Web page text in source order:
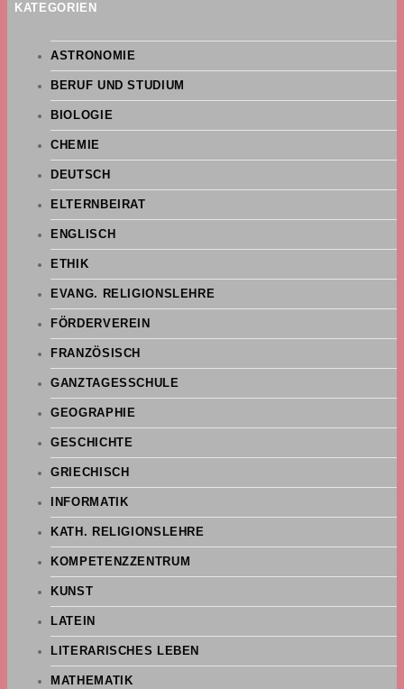
KATEGORIEN
ASTRONOMIE
BERUF UND STUDIUM
BIOLOGIE
CHEMIE
DEUTSCH
ELTERNBEIRAT
ENGLISCH
ETHIK
EVANG. RELIGIONSLEHRE
FÖRDERVEREIN
FRANZÖSISCH
GANZTAGESSCHULE
GEOGRAPHIE
GESCHICHTE
GRIECHISCH
INFORMATIK
KATH. RELIGIONSLEHRE
KOMPETENZZENTRUM
KUNST
LATEIN
LITERARISCHES LEBEN
MATHEMATIK